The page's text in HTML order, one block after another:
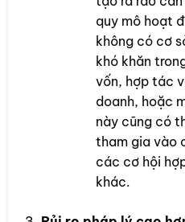
quy mô hoạt
không có cơ
khó khăn
vốn, hợp tác
doanh, hoặc
này cũng có
tham gia vào
các cơ hội
khác.